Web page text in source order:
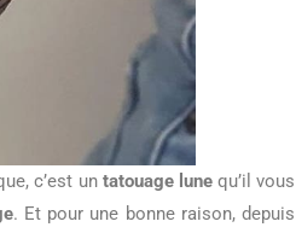
c’est un tatouage lunequ’il vous
. Et pour une bonne raison, depuis